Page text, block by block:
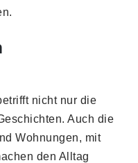
nicht nur die
Auch die
Wohnungen, mit
den Alltag